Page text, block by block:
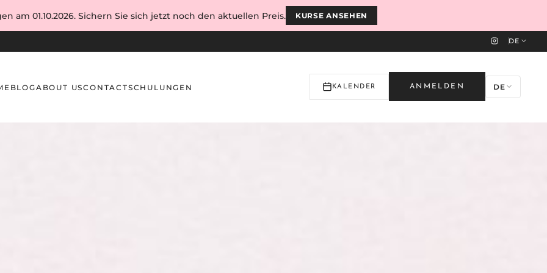
DE
BLOGABOUT USCONTACTSCHULUNGEN KALENDER ANMELDEN DE
am 01.10.2026. Sichern Sie sich jetzt noch den aktuellen Preis. KURSE ANSEHEN